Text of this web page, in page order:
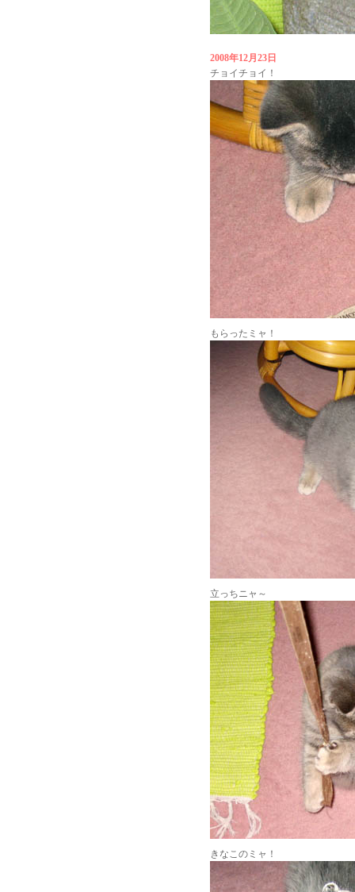
2008年12月23日
チョイチョイ！
もらったミャ！
立っちニャ～
きなこのミャ！